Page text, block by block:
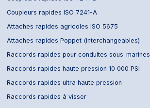
Coupleurs rapides ISO 7241-A
Attaches rapides agricoles ISO 5675
Attaches rapides Poppet (interchangeables)
Raccords rapides pour conduites sous-marines
Raccords rapides haute pression 10 000 PSI
Raccords rapides ultra haute pression
Raccords rapides à visser